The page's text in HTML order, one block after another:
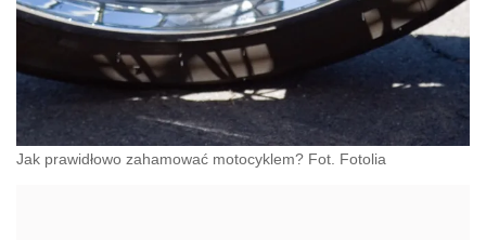
Jak prawidłowo zahamować motocyklem? Fot. Fotolia